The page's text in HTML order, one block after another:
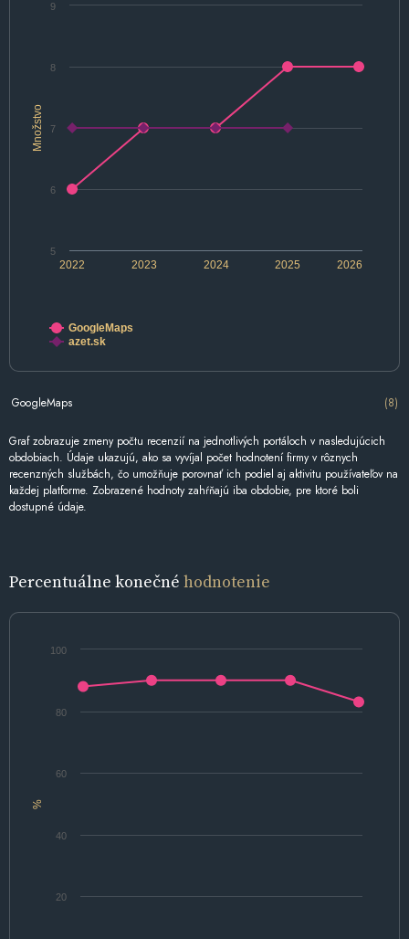
Množstvo
2022 2024 2026
2023 2025
6
7
8
5
9
GoogleMaps
azet.sk
GoogleMaps (8)
Graf zobrazuje zmeny počtu recenzií na jednotlivých portáloch v nasledujúcich
obdobiach. Údaje ukazujú, ako sa vyvíjal počet hodnotení firmy v rôznych
recenzných službách, čo umožňuje porovnať ich podiel aj aktivitu používateľov na
každej platforme. Zobrazené hodnoty zahŕňajú iba obdobie, pre ktoré boli
dostupné údaje.
Percentuálne konečné hodnotenie
%
20
40
60
80
100